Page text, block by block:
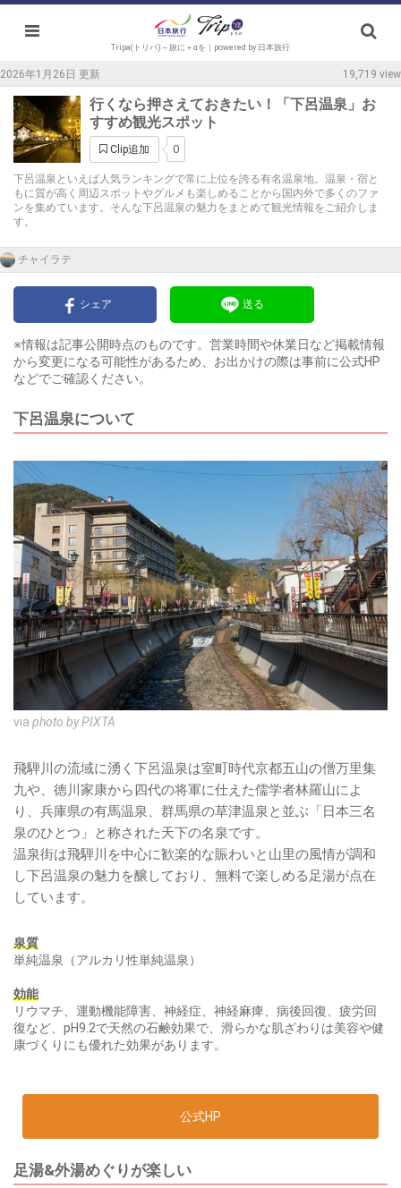
Tripa(トリパ)～旅に＋αを｜powered by 日本旅行
2026年1月26日 更新 19,719 view
行くなら押さえておきたい！「下呂温泉」お
すすめ観光スポット
Clip追加 0
下呂温泉といえば人気ランキングで常に上位を誇る有名温泉地。温泉・宿と
もに質が高く周辺スポットやグルメも楽しめることから国内外で多くのファ
ンを集めています。そんな下呂温泉の魅力をまとめて観光情報をご紹介しま
す。
チャイラテ
シェア 送る
※情報は記事公開時点のものです。営業時間や休業日など掲載情報
から変更になる可能性があるため、お出かけの際は事前に公式HP
などでご確認ください。
下呂温泉について
via photo by PIXTA
飛騨川の流域に湧く下呂温泉は室町時代京都五山の僧万里集
九や、徳川家康から四代の将軍に仕えた儒学者林羅山によ
り、兵庫県の有馬温泉、群馬県の草津温泉と並ぶ「日本三名
泉のひとつ」と称された天下の名泉です。
温泉街は飛騨川を中心に歓楽的な賑わいと山里の風情が調和
し下呂温泉の魅力を醸しており、無料で楽しめる足湯が点在
しています。
泉質
単純温泉（アルカリ性単純温泉）
効能
リウマチ、運動機能障害、神経症、神経麻痺、病後回復、疲労回
復など、pH9.2で天然の石鹸効果で、滑らかな肌ざわりは美容や健
康づくりにも優れた効果があります。
公式HP
足湯&外湯めぐりが楽しい